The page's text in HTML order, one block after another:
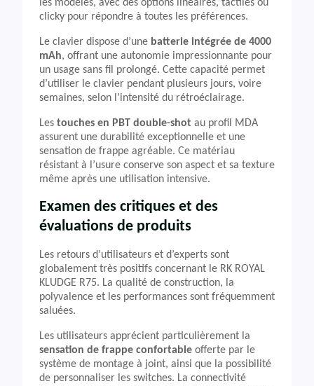
les modèles, avec des options linéaires, tactiles ou
clicky pour répondre à toutes les préférences.
Le clavier dispose d’une batterie intégrée de 4000
mAh, offrant une autonomie impressionnante pour
un usage sans fil prolongé. Cette capacité permet
d’utiliser le clavier pendant plusieurs jours, voire
semaines, selon l’intensité du rétroéclairage.
Les touches en PBT double-shot au profil MDA
assurent une durabilité exceptionnelle et une
sensation de frappe agréable. Ce matériau
résistant à l’usure conserve son aspect et sa texture
même après une utilisation intensive.
Examen des critiques et des
évaluations de produits
Les retours d’utilisateurs et d’experts sont
globalement très positifs concernant le RK ROYAL
KLUDGE R75. La qualité de construction, la
polyvalence et les performances sont fréquemment
saluées.
Les utilisateurs apprécient particulièrement la
sensation de frappe confortable offerte par le
système de montage à joint, ainsi que la possibilité
de personnaliser les switches. La connectivité